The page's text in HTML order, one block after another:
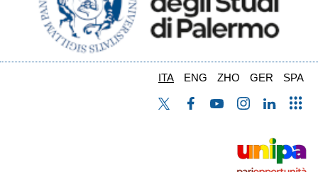
ITA ENG ZHO GER SPA